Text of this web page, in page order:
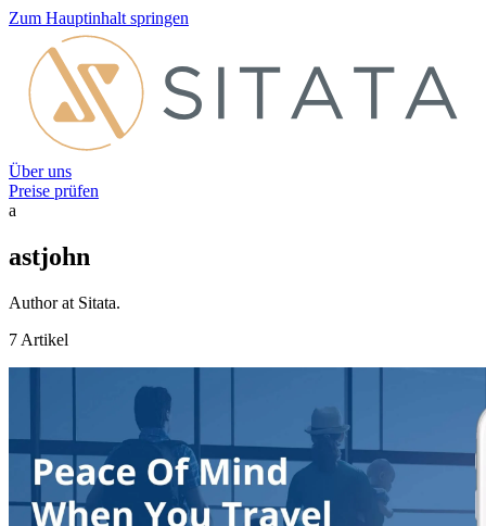
Zum Hauptinhalt springen
Über uns
Preise prüfen
a
astjohn
Author at Sitata.
7 Artikel